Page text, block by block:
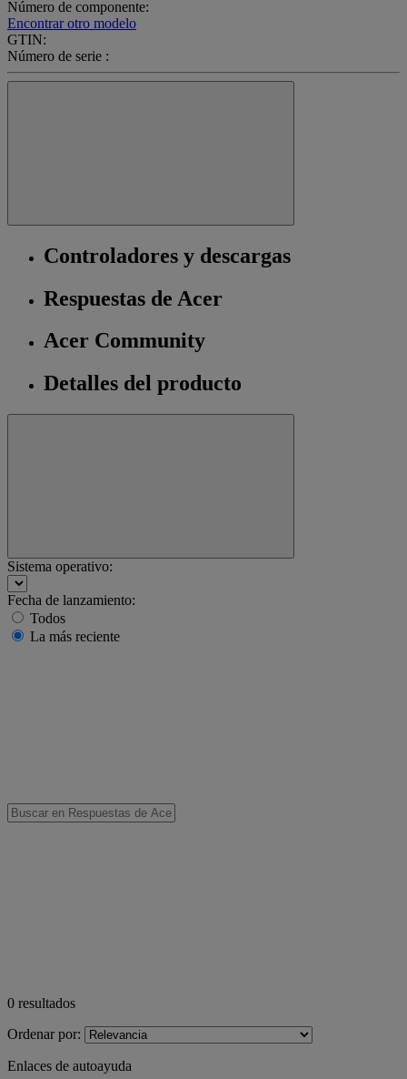
Número de componente:
Encontrar otro modelo
GTIN:
Número de serie :
Controladores y descargas
Respuestas de Acer
Acer Community
Detalles del producto
Sistema operativo:
Fecha de lanzamiento:
Todos
La más reciente
0 resultados
Ordenar por:
Enlaces de autoayuda